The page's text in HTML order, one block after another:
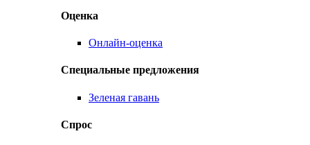
Оценка
Онлайн-оценка
Специальные предложения
Зеленая гавань
Спрос